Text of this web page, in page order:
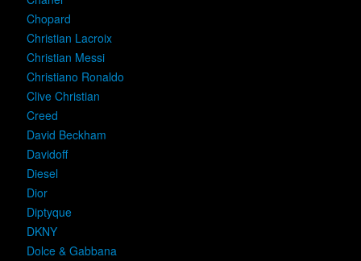
Chopard
Christian Lacroix
Christian Messi
Christiano Ronaldo
Clive Christian
Creed
David Beckham
Davidoff
Diesel
Dior
Diptyque
DKNY
Dolce & Gabbana